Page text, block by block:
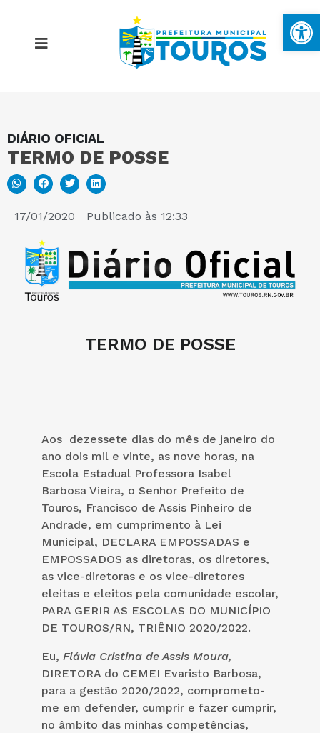
DIÁRIO OFICIAL
TERMO DE POSSE
17/01/2020 Publicado às 12:33
TERMO DE POSSE
Aos dezessete dias do mês de janeiro do
ano dois mil e vinte, as nove horas, na
Escola Estadual Professora Isabel
Barbosa Vieira, o Senhor Prefeito de
Touros, Francisco de Assis Pinheiro de
Andrade, em cumprimento à Lei
Municipal, DECLARA EMPOSSADAS e
EMPOSSADOS as diretoras, os diretores,
as vice-diretoras e os vice-diretores
eleitas e eleitos pela comunidade escolar,
PARA GERIR AS ESCOLAS DO MUNICÍPIO
DE TOUROS/RN, TRIÊNIO 2020/2022.
Eu, Flávia Cristina de Assis Moura,
DIRETORA do CEMEI Evaristo Barbosa,
para a gestão 2020/2022, comprometo-
me em defender, cumprir e fazer cumprir,
no âmbito das minhas competências,
MAPA DO SITE
PORTAL DA TRANSPARÊNCIA
E-SIC
PERGUNTAS FREQUENTES